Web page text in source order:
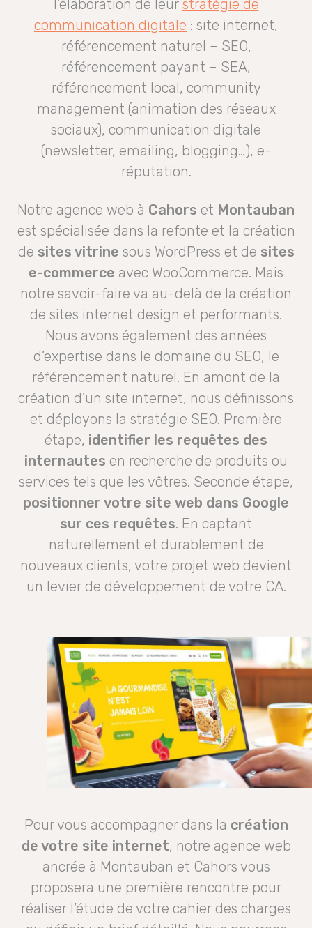
l’élaboration de leur stratégie de
communication digitale : site internet,
référencement naturel – SEO,
référencement payant – SEA,
référencement local, community
management (animation des réseaux
sociaux), communication digitale
(newsletter, emailing, blogging…), e-
réputation.
Notre agence web à Cahors et Montauban
est spécialisée dans la refonte et la création
de sites vitrine sous WordPress et de sites
e-commerce avec WooCommerce. Mais
notre savoir-faire va au-delà de la création
de sites internet design et performants.
Nous avons également des années
d’expertise dans le domaine du SEO, le
référencement naturel. En amont de la
création d’un site internet, nous définissons
et déployons la stratégie SEO. Première
étape, identifier les requêtes des
internautes en recherche de produits ou
services tels que les vôtres. Seconde étape,
positionner votre site web dans Google
sur ces requêtes. En captant
naturellement et durablement de
nouveaux clients, votre projet web devient
un levier de développement de votre CA.
Pour vous accompagner dans la création
de votre site internet, notre agence web
ancrée à Montauban et Cahors vous
proposera une première rencontre pour
réaliser l’étude de votre cahier des charges